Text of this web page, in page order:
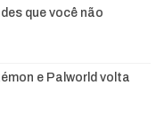
que você não
e Palworld volta